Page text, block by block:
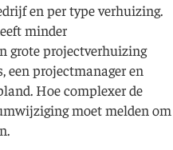
en per type verhuizing.
minder
grote projectverhuizing
een projectmanager en
Hoe complexer de
moet melden om